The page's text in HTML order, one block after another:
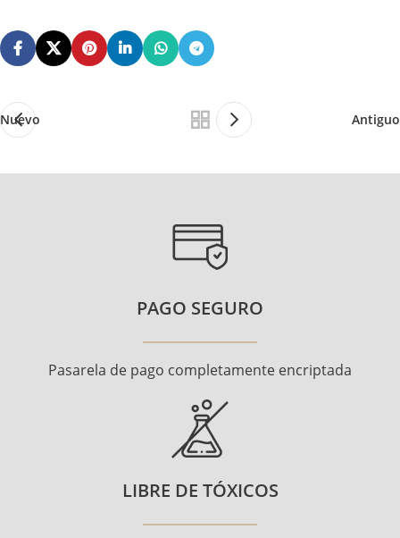
Nuevo Antiguo
PAGO SEGURO
Pasarela de pago completamente encriptada
LIBRE DE TÓXICOS